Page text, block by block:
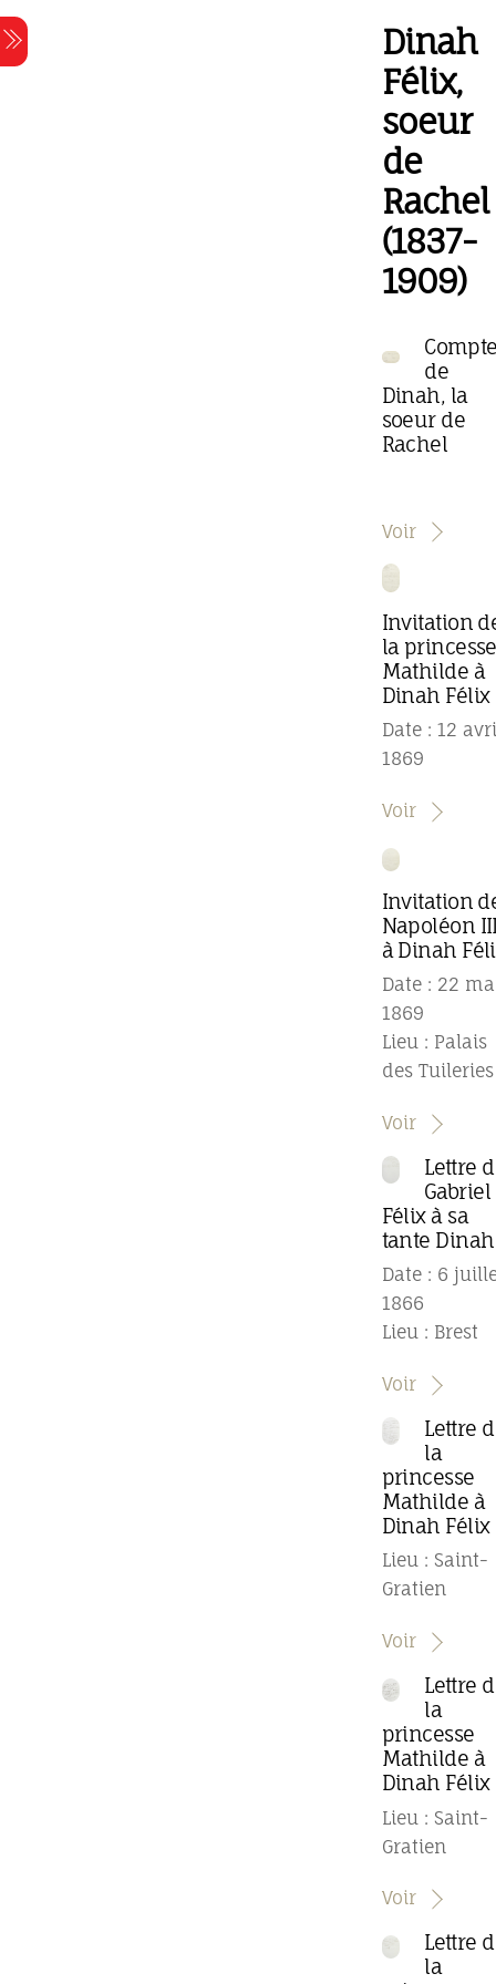
Skip
to
content
Dinah
Félix,
soeur
de
Rachel
(1837-
1909)
de
Dinah, la
soeur de
Rachel
Voir
Invitation
la princesse
Mathilde à
Dinah Félix
Date : 12
1869
Voir
Invitation
Napoléon
à Dinah
Date : 22
1869
Lieu : Palais
des Tuileries
Voir
Lettre
Gabriel
Félix à sa
tante Dinah
Date : 6
1866
Lieu : Brest
Voir
Lettre
la
princesse
Mathilde à
Dinah Félix
Lieu : Saint-
Gratien
Voir
Lettre
la
princesse
Mathilde à
Dinah Félix
Lieu : Saint-
Gratien
Voir
Lettre
la